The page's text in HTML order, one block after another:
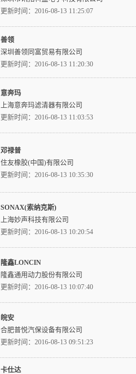
更新时间：2016-08-13 11:25:07
善领
深圳善领同富贸易有限公司
更新时间：2016-08-13 11:20:30
意奔玛
上海意奔玛滤清器有限公司
更新时间：2016-08-13 11:03:53
邓禄普
住友橡胶(中国)有限公司
更新时间：2016-08-13 10:35:30
SONAX(索纳克斯)
上海妙声科技有限公司
更新时间：2016-08-13 10:20:54
隆鑫LONCIN
隆鑫通用动力股份有限公司
更新时间：2016-08-13 10:07:40
皖安
合肥普悦汽保设备有限公司
更新时间：2016-08-13 09:51:23
卡仕达